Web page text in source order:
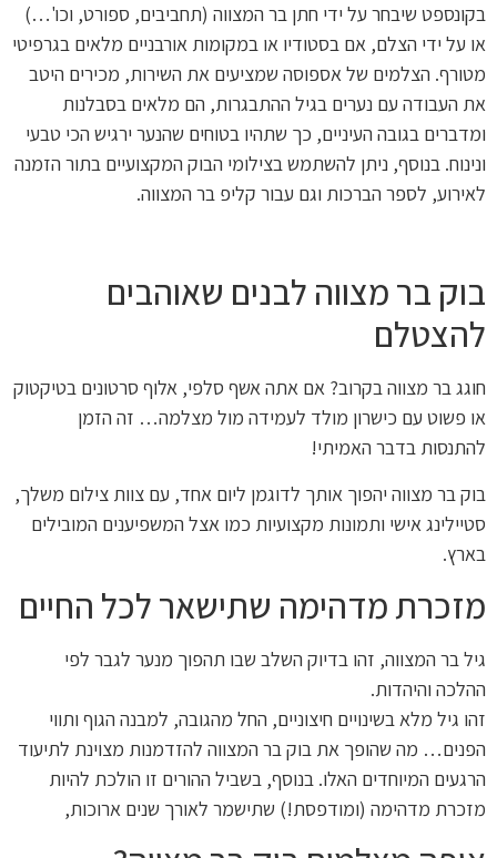
בקונספט שיבחר על ידי חתן בר המצווה (תחביבים, ספורט, וכו'…)
או על ידי הצלם, אם בסטודיו או במקומות אורבניים מלאים בגרפיטי
מטורף. הצלמים של אספוסה שמציעים את השירות, מכירים היטב
את העבודה עם נערים בגיל ההתבגרות, הם מלאים בסבלנות
ומדברים בגובה העיניים, כך שתהיו בטוחים שהנער ירגיש הכי טבעי
ונינוח. בנוסף, ניתן להשתמש בצילומי הבוק המקצועיים בתור הזמנה
לאירוע, לספר הברכות וגם עבור קליפ בר המצווה.
בוק בר מצווה לבנים שאוהבים
להצטלם
חוגג בר מצווה בקרוב? אם אתה אשף סלפי, אלוף סרטונים בטיקטוק
או פשוט עם כישרון מולד לעמידה מול מצלמה… זה הזמן
להתנסות בדבר האמיתי!
בוק בר מצווה יהפוך אותך לדוגמן ליום אחד, עם צוות צילום משלך,
סטיילינג אישי ותמונות מקצועיות כמו אצל המשפיענים המובילים
בארץ.
מזכרת מדהימה שתישאר לכל החיים
גיל בר המצווה, זהו בדיוק השלב שבו תהפוך מנער לגבר לפי
ההלכה והיהדות.
זהו גיל מלא בשינויים חיצוניים, החל מהגובה, למבנה הגוף ותווי
הפנים… מה שהופך את בוק בר המצווה להזדמנות מצוינת לתיעוד
הרגעים המיוחדים האלו. בנוסף, בשביל ההורים זו הולכת להיות
מזכרת מדהימה (ומודפסת!) שתישמר לאורך שנים ארוכות,